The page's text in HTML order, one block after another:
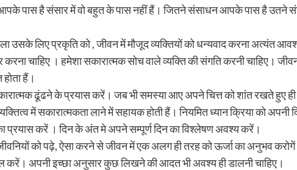
पास है संसार में वो बहुत के पास नहीं हैं। जितने संसाधन आपके पास है उतने
लिए प्रकृति को , जीवन में मौजूद व्यक्तियों को धन्यवाद करना अत्यंत
चाहिए । हमेशा सकारात्मक सोच वाले व्यक्ति की संगति करनी चाहिए।
हैं।
ढूंढने के प्रयास करें। जब भी समस्या आए अपने चित्त को शांत रखते हुए
में सकारात्मकता लाने में सहायक होती हैं। नियमित ध्यान क्रिया को अपनी
प्रयास करें । दिन के अंत मे अपने सम्पूर्ण दिन का विश्लेषण अवश्य करें।
को पढ़े, ऐसा करने से जीवन में एक अलग ही तरह को ऊर्जा का अनुभव
अपनी इच्छा अनुसार कुछ लिखने की आदत भी अवश्य ही डालनी चाहिए।